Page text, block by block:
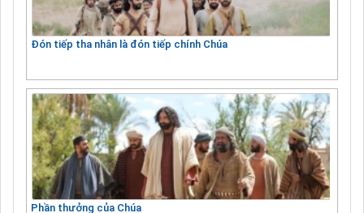
Đón tiếp tha nhân là đón tiếp chính Chúa
Phần thưởng của Chúa